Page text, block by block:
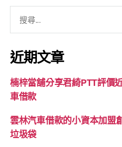
關
鍵
字:
近期文章
楠梓當舖分享君綺PTT評價
車借款
雲林汽車借款的小資本加盟
垃圾袋